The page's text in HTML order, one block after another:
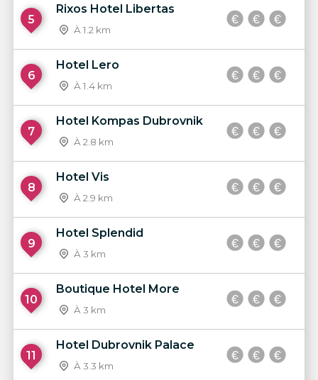
5
Rixos Hotel Libertas
À 1.2 km
6
Hotel Lero
À 1.4 km
7
Hotel Kompas Dubrovnik
À 2.8 km
8
Hotel Vis
À 2.9 km
9
Hotel Splendid
À 3 km
10
Boutique Hotel More
À 3 km
11
Hotel Dubrovnik Palace
À 3.3 km